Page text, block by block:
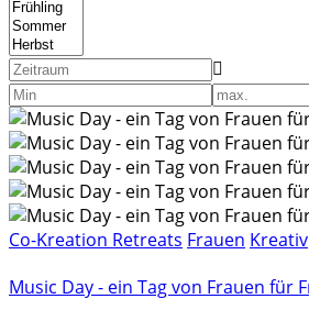
Co-Kreation Retreats Frauen Kreativ
Music Day - ein Tag von Frauen für